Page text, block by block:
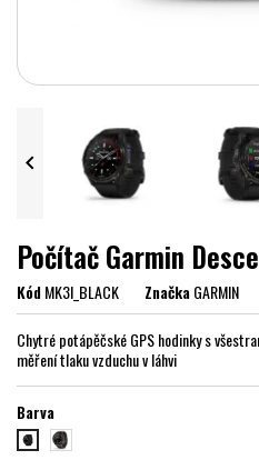

Počítač Garmin
KódMK3I_BLACK ZnačkaGARMIN
Chytré potápěčské GPS hodinky s
měření tlaku vzduchu v láhvi
Barva
black
titanium